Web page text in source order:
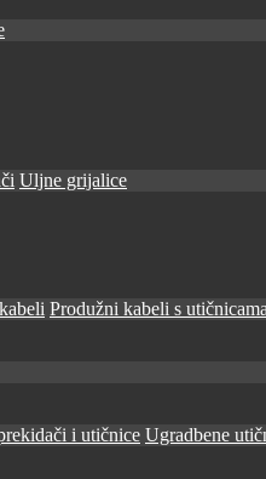
Uljne grijalice
Produžni kabeli s utičnicama
i utičnice Ugradbene